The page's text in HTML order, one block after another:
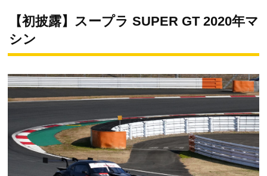
【初披露】スープラ SUPER GT 2020年マ
シン